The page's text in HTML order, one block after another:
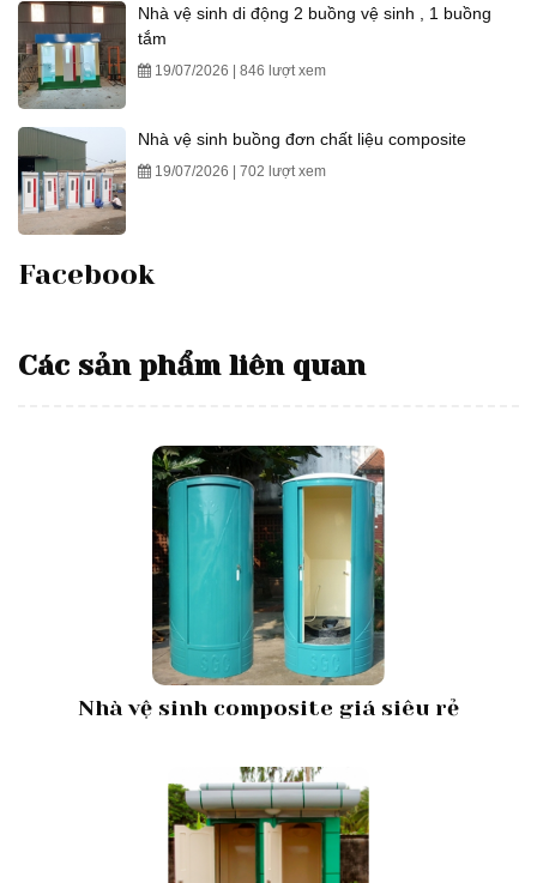
Nhà vệ sinh di động 2 buồng vệ sinh , 1 buồng
tắm
19/07/2026 | 846 lượt xem
Nhà vệ sinh buồng đơn chất liệu composite
19/07/2026 | 702 lượt xem
Facebook
Các sản phẩm liên quan
Nhà vệ sinh composite giá siêu rẻ